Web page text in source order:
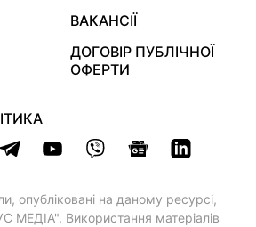
ВАКАНСІЇ
ДОГОВІР ПУБЛІЧНОЇ
ОФЕРТИ
опубліковані на даному ресурсі,
Використання матеріалів